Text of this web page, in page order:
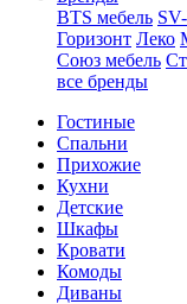
BTS мебель
Горизонт Леко
Союз мебель
все бренды
Гостиные
Спальни
Прихожие
Кухни
Детские
Шкафы
Кровати
Комоды
Диваны